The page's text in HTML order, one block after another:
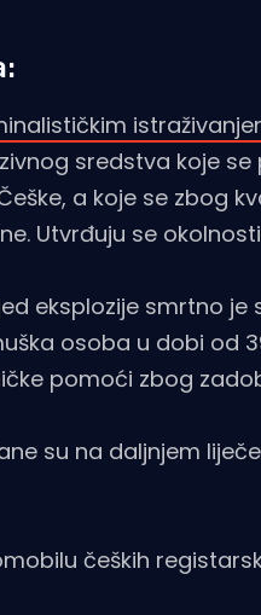
sredstva koje
a koje se zbog
Utvrđuju se
eksplozije smrtno
osoba u dobi od
pomoći zbog
su na daljnjem
čeških